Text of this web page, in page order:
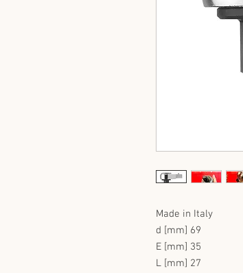
Made in Italy
d [mm] 69
E [mm] 35
L [mm] 27